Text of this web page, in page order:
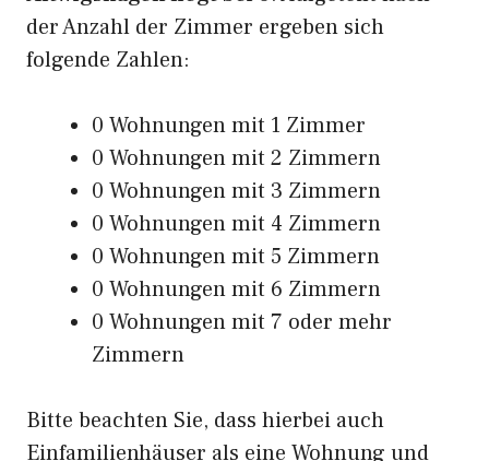
der Anzahl der Zimmer ergeben sich
folgende Zahlen:
0 Wohnungen mit 1 Zimmer
0 Wohnungen mit 2 Zimmern
0 Wohnungen mit 3 Zimmern
0 Wohnungen mit 4 Zimmern
0 Wohnungen mit 5 Zimmern
0 Wohnungen mit 6 Zimmern
0 Wohnungen mit 7 oder mehr
Zimmern
Bitte beachten Sie, dass hierbei auch
Einfamilienhäuser als eine Wohnung und